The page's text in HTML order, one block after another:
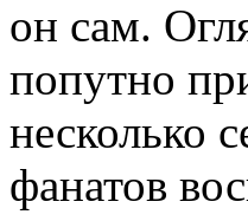
он сам.
попутно
несколько
фанатов